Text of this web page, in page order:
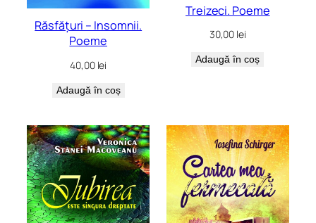
Răsfățuri – Insomnii.
Poeme
40,00 lei
Adaugă în coș
Treizeci. Poeme
30,00 lei
Adaugă în coș